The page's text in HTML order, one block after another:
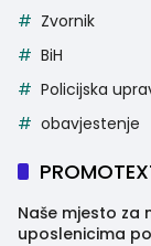
Zvornik
BiH
Policijska
obavjestenje
Naše mjesto za
uposlenicima